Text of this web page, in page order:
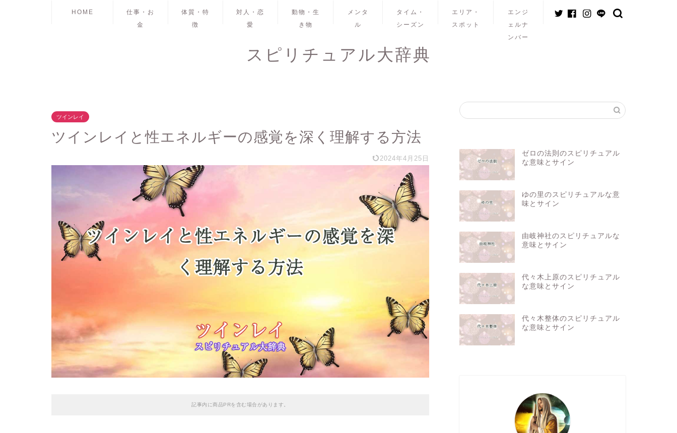
HOME
仕事・お
金
体質・特
徴
対人・恋
愛
動物・生
き物
メンタ
ル
タイム・
シーズン
エリア・
スポット
エンジ
ェルナ
ンバー
スピリチュアル大辞典
ツインレイ
ツインレイと性エネルギーの感覚を深く理解する方法
2024年4月25日
記事内に商品PRを含む場合があります。
ゼロの法則のスピリチュアル
な意味とサイン
ゆの里のスピリチュアルな意
味とサイン
由岐神社のスピリチュアルな
意味とサイン
代々木上原のスピリチュアル
な意味とサイン
代々木整体のスピリチュアル
な意味とサイン